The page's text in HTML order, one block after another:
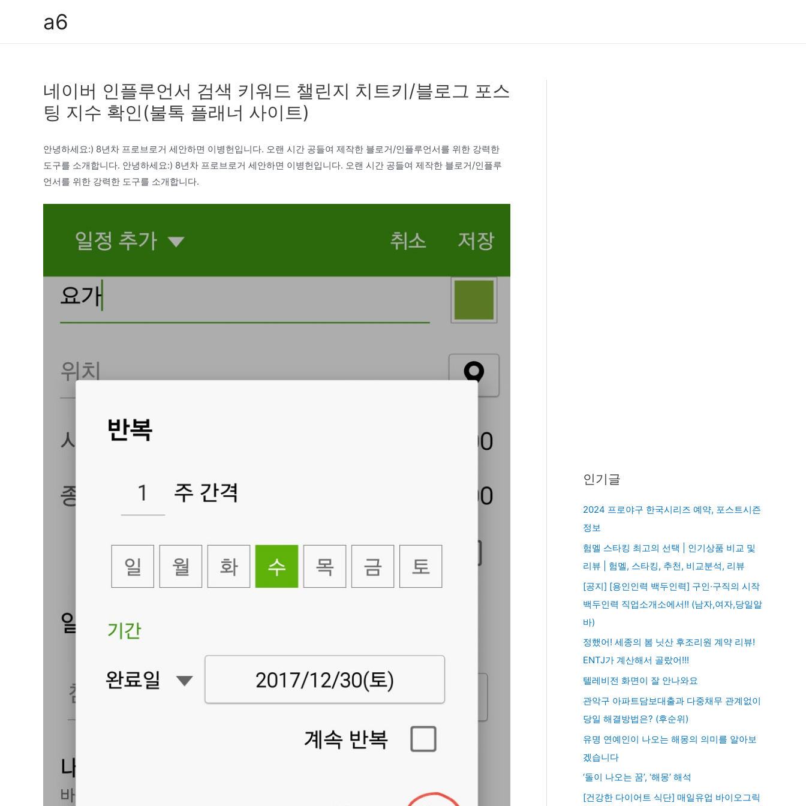
a6
네이버 인플루언서 검색 키워드 챌린지 치트키/블로그 포스
팅 지수 확인(불톡 플래너 사이트)
안녕하세요:) 8년차 프로브로거 세안하면 이병헌입니다. 오랜 시간 공들여 제작한 블로거/인플루언서를 위한 강력한
도구를 소개합니다. 안녕하세요:) 8년차 프로브로거 세안하면 이병헌입니다. 오랜 시간 공들여 제작한 블로거/인플루
언서를 위한 강력한 도구를 소개합니다.
인기글
2024 프로야구 한국시리즈 예약, 포스트시즌
정보
험멜 스타킹 최고의 선택 | 인기상품 비교 및
리뷰 | 험멜, 스타킹, 추천, 비교분석, 리뷰
[공지] [용인인력 백두인력] 구인·구직의 시작
백두인력 직업소개소에서!! (남자,여자,당일알
바)
정했어! 세종의 봄 닛산 후조리원 계약 리뷰!
ENTJ가 계산해서 골랐어!!!
텔레비전 화면이 잘 안나와요
관악구 아파트담보대출과 다중채무 관계없이
당일 해결방법은? (후순위)
유명 연예인이 나오는 해몽의 의미를 알아보
겠습니다
‘돌이 나오는 꿈’, ‘해몽’ 해석
[건강한 다이어트 식단] 매일유업 바이오그릭